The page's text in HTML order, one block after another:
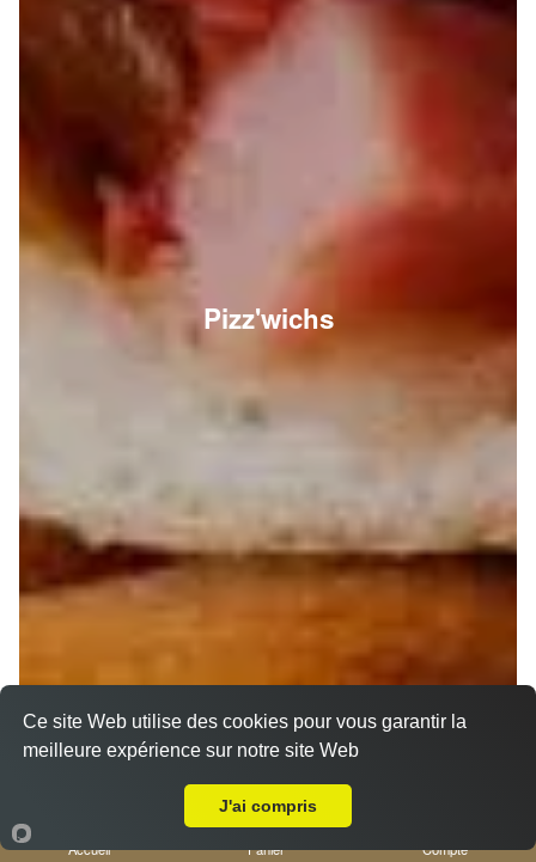
Pizz'wichs
Accueil Panier Compte
Ce site Web utilise des cookies pour vous garantir la
meilleure expérience sur notre site Web
J'ai compris